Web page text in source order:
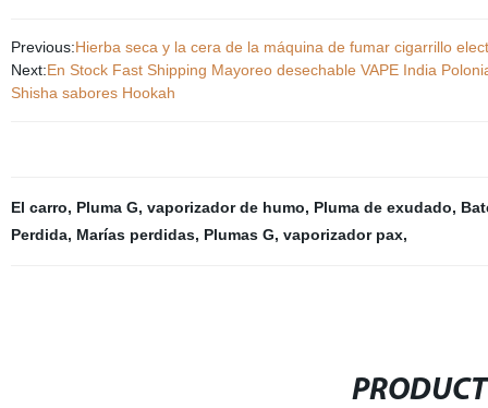
Previous:Hierba seca y la cera de la máquina de fumar cigarrillo
Next:En Stock Fast Shipping Mayoreo desechable VAPE India
Shisha sabores Hookah
El carro, Pluma G, vaporizador de humo, Pluma de exudado,
Perdida, Marías perdidas, Plumas G, vaporizador pax,